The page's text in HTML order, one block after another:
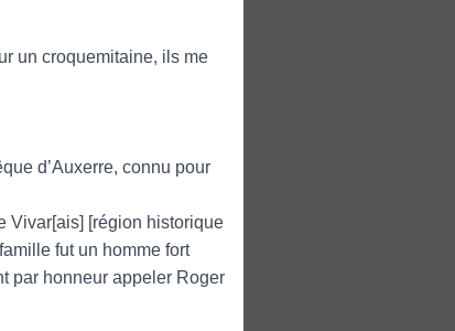
un croquemitaine, ils me
d’Auxerre, connu pour
Vivar[ais] [région historique
fut un homme fort
par honneur appeler Roger